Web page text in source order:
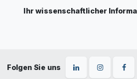
Ihr wissenschaftlicher
Folgen Sie uns